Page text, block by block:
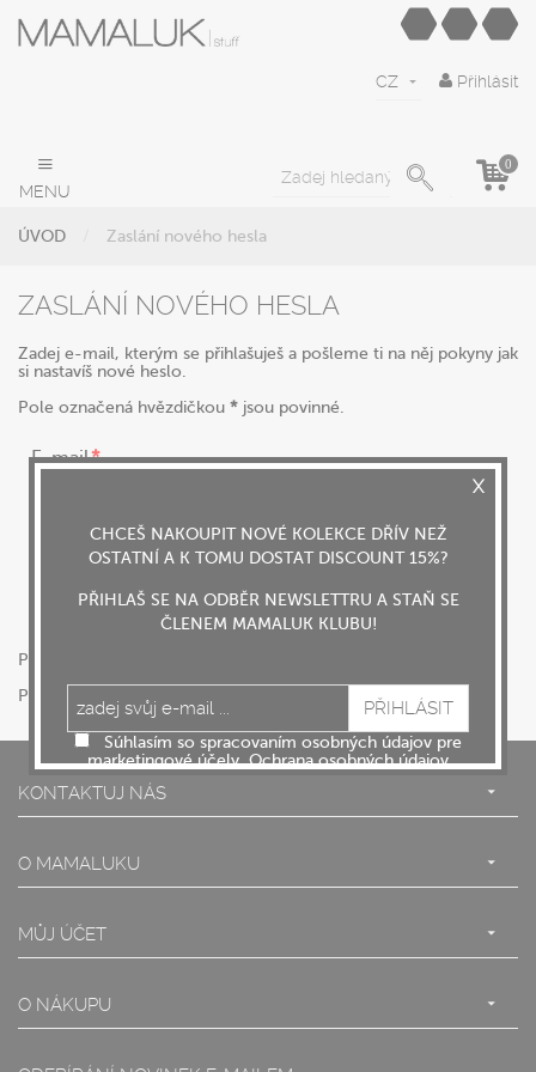
Přihlásit
CZ
MENU
0
ÚVOD Zaslání nového hesla
CHCEŠ NAKOUPIT NOVÉ KOLEKCE DŘÍV NEŽ
OSTATNÍ A K TOMU DOSTAT DISCOUNT 15%?
PŘIHLAŠ SE NA ODBĚR NEWSLETTRU A STAŇ SE
ČLENEM MAMALUK KLUBU!
Súhlasím so spracovaním osobných údajov pre
marketingové účely.Ochrana osobných údajov
ZASLÁNÍ NOVÉHO HESLA
Zadej e-mail, kterým se přihlašuješ a pošleme ti na něj pokyny jak
si nastavíš nové heslo.
Pole označená hvězdičkou * jsou povinné.
E-mail
Pokud už si zaregistrován,
Pokud ještě nejsi u nás registrován,
zaregistruj se
KONTAKTUJ NÁS
O MAMALUKU
MŮJ ÚČET
O NÁKUPU